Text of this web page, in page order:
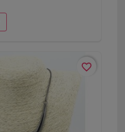
favorite_border